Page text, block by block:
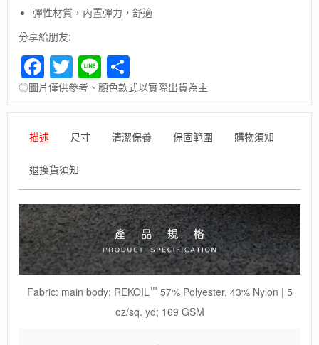
量 彈性材質，內置彈力，舒適
分享給朋友:
Facebook
Twitter
Line
◎圖片僅供參考、顏色款式以實際出貨為主
描述 尺寸 清潔保養 保固範圍 購物須知
退換貨須知
Fabric: main body: REKOIL™ 57% Polyester, 43% Nylon | 5
oz/sq. yd; 169 GSM